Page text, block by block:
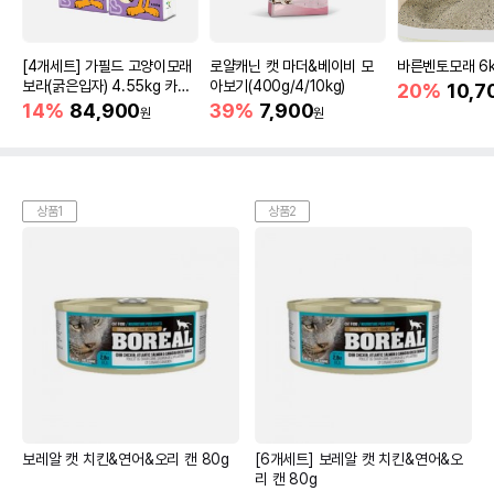
[4개세트] 가필드 고양이모래
보라(굵은입자) 4.55kg 카사
바모래
14% 84,900원
로얄캐닌 캣 마더&베이비 모
아보기(400g/4/10kg)
39% 7,900원
바른벤토모래
20%
상품1
보레알 캣 치킨&연어&오리 캔 80g
상품2
[6개세트] 보레알 캣 치킨&연어&오
리 캔 80g